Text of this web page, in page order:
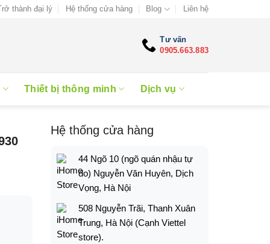
thành đại lý Hệ thống cửa hàng Blog Liên hệ
Tư vấn
0905.663.883
Thiết bị thông minh Dịch vụ
Hệ thống cửa hàng
44 Ngõ 10 (ngõ quán nhậu tự
do) Nguyễn Văn Huyên, Dịch
Vọng, Hà Nội
508 Nguyễn Trãi, Thanh Xuân
Trung, Hà Nội (Cạnh Viettel
store).